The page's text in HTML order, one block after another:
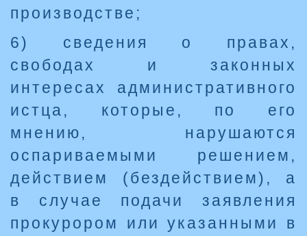
производстве;
6) сведения о правах,
свободах и законных
интересах административного
истца, которые, по его
мнению, нарушаются
оспариваемыми решением,
действием (бездействием), а
в случае подачи заявления
прокурором или указанными в